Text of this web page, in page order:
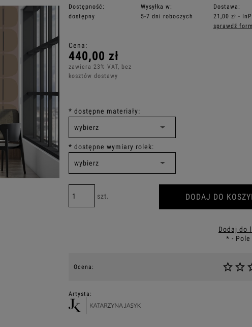
Dostępność:
dostępny
Wysyłka w:
5-7 dni roboczych
Dostawa:
21,00 zł -
sprawdź
Cena:
440,00 zł
zawiera 23% VAT, bez
kosztów dostawy
* dostępne materiały:
* dostępne wymiary rolek:
szt. DODAJ DO
Dodaj do
* - Pole
Ocena:
Artysta: